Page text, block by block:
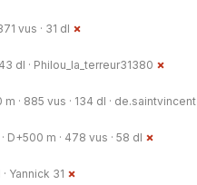
vus · 31 dl
dl · Philou_la_terreur31380
· 885 vus · 134 dl · de.saintvincent
D+500 m · 478 vus · 58 dl
Yannick 31